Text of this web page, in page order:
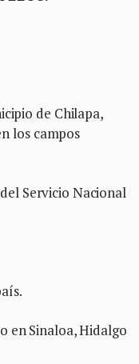
de Chilapa,
los campos
Servicio Nacional
en Sinaloa, Hidalgo